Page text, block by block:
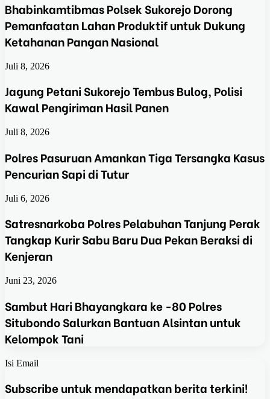
Bhabinkamtibmas Polsek Sukorejo Dorong
Pemanfaatan Lahan Produktif untuk Dukung
Ketahanan Pangan Nasional
Juli 8, 2026
Jagung Petani Sukorejo Tembus Bulog, Polisi
Kawal Pengiriman Hasil Panen
Juli 8, 2026
Polres Pasuruan Amankan Tiga Tersangka Kasus
Pencurian Sapi di Tutur
Juli 6, 2026
Satresnarkoba Polres Pelabuhan Tanjung Perak
Tangkap Kurir Sabu Baru Dua Pekan Beraksi di
Kenjeran
Juni 23, 2026
Sambut Hari Bhayangkara ke -80 Polres
Situbondo Salurkan Bantuan Alsintan untuk
Kelompok Tani
Isi Email
Subscribe untuk mendapatkan berita terkini!